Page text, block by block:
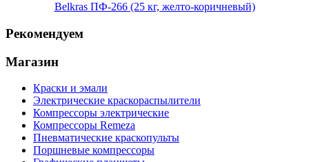
Belkras ПФ-266 (25 кг, желто-коричневый)
Рекомендуем
Магазин
Краски и эмали
Электрические краскораспылители
Компрессоры электрические
Компрессоры Remeza
Пневматические краскопульты
Поршневые компрессоры